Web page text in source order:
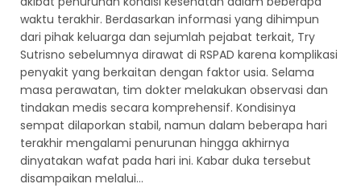
waktu terakhir. Berdasarkan informasi yang dihimpun
dari pihak keluarga dan sejumlah pejabat terkait, Try
Sutrisno sebelumnya dirawat di RSPAD karena komplikasi
penyakit yang berkaitan dengan faktor usia. Selama
masa perawatan, tim dokter melakukan observasi dan
tindakan medis secara komprehensif. Kondisinya
sempat dilaporkan stabil, namun dalam beberapa hari
terakhir mengalami penurunan hingga akhirnya
dinyatakan wafat pada hari ini. Kabar duka tersebut
disampaikan melalui…